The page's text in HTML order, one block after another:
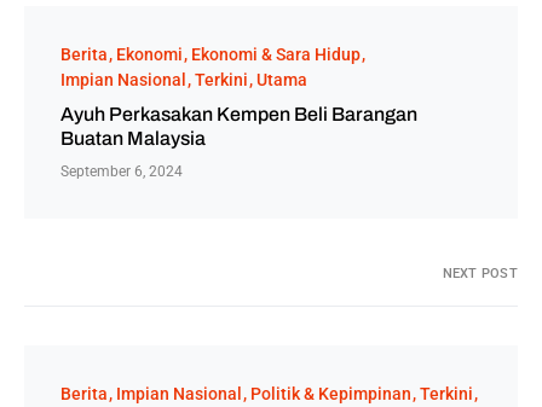
Berita Ekonomi Ekonomi & Sara Hidup
Impian Nasional
Terkini Utama
Ayuh Perkasakan Kempen Beli Barangan
Buatan Malaysia
September 6, 2024
NEXT POST
Berita Impian Nasional Politik & Kepimpinan Terkini